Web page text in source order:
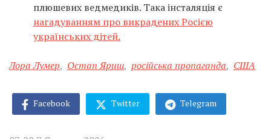
плюшевих ведмедиків. Така інсталяція є
нагадуванням про викрадених Росією
українських дітей.
Лора Лумер, Остап Яриш, російська пропаганда, США
Facebook Twitter Telegram